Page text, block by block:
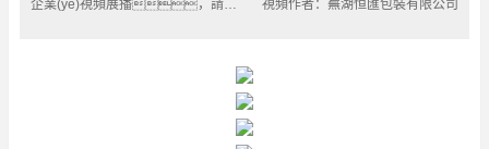
企業(yè)視頻展播，請點擊播放 視頻作者：蕪湖恒匯包裝有限公司